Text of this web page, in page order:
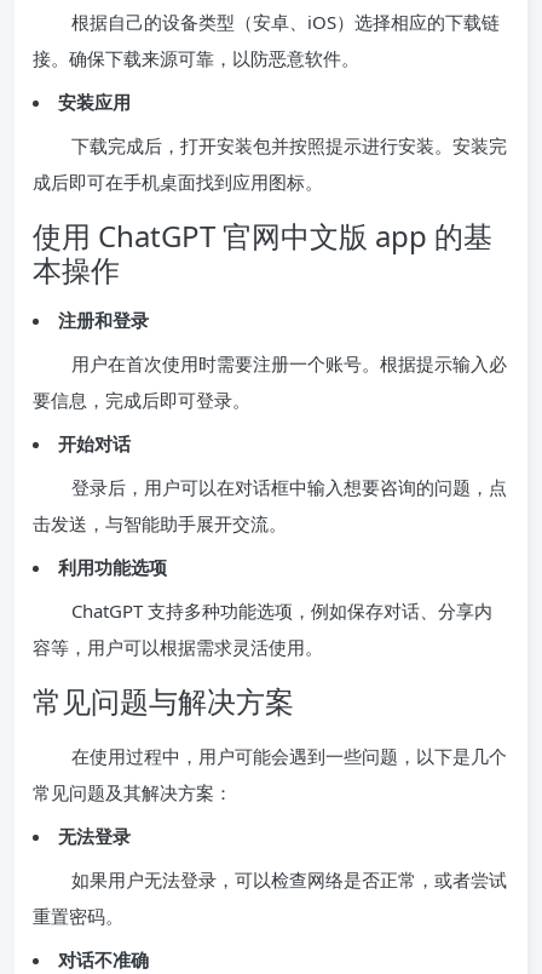
根据自己的设备类型（安卓、iOS）选择相应的下载链
接。确保下载来源可靠，以防恶意软件。
安装应用
下载完成后，打开安装包并按照提示进行安装。安装完
成后即可在手机桌面找到应用图标。
使用 ChatGPT 官网中文版 app 的基
本操作
注册和登录
用户在首次使用时需要注册一个账号。根据提示输入必
要信息，完成后即可登录。
开始对话
登录后，用户可以在对话框中输入想要咨询的问题，点
击发送，与智能助手展开交流。
利用功能选项
ChatGPT 支持多种功能选项，例如保存对话、分享内
容等，用户可以根据需求灵活使用。
常见问题与解决方案
在使用过程中，用户可能会遇到一些问题，以下是几个
常见问题及其解决方案：
无法登录
如果用户无法登录，可以检查网络是否正常，或者尝试
重置密码。
对话不准确